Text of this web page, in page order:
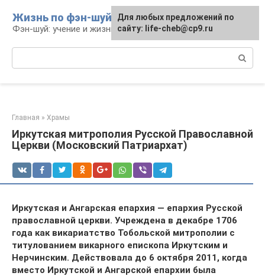
контенту
Жизнь по фэн-шуй
Фэн-шуй: учение и жизнь
Главная » Храмы
Иркутская митрополия Русской Православной
Церкви (Московский Патриархат)
Иркутская и Ангарская епархия — епархия Русской
православной церкви. Учреждена в декабре 1706
года как викариатство Тобольской митрополии с
титулованием викарного епископа Иркутским и
Нерчинским. Действовала до 6 октября 2011, когда
вместо Иркутской и Ангарской епархии была
Для любых предложений по
сайту: life-cheb@cp9.ru
Для любых предложений по
сайту: life-cheb@cp9.ru